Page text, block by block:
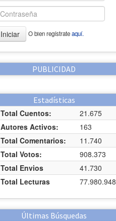
Iniciar O bien regístrateaquí.
PUBLICIDAD
Estadísticas
Total Cuentos:
21.675
Autores Activos:
163
Total Comentarios:
11.740
Total Votos:
908.373
Total Envios
41.730
Total Lecturas 77.980.948
Últimas Búsquedas